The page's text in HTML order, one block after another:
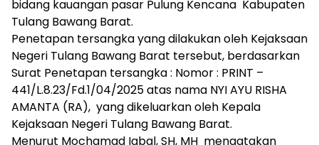
SARA,
narkoba
dan
berita
asusila
Media
Cetak
dan
Online
Ampera
bidang kauangan pasar Pulung Kencana Kabupaten
Tulang Bawang Barat.
Penetapan tersangka yang dilakukan oleh Kejaksaan
Negeri Tulang Bawang Barat tersebut, berdasarkan
Surat Penetapan tersangka : Nomor : PRINT –
441/L.8.23/Fd.1/04/2025 atas nama NYI AYU RISHA
AMANTA (RA), yang dikeluarkan oleh Kepala
Kejaksaan Negeri Tulang Bawang Barat.
Menurut Mochamad Iqbal, SH, MH mengatakan